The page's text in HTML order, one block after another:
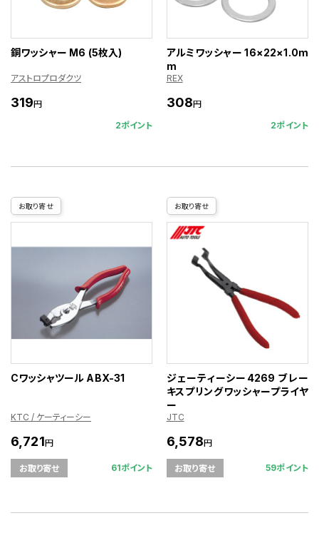
銅ワッシャー M6 (5枚入)
アストロプロダクツ
319円
2ポイント
アルミワッシャー 16×22×1.0m
m
REX
308円
2ポイント
お取り寄せ
Cワッシャツール ABX-31
KTC / ケーティーシー
6,721円
お取り寄せ 61ポイント
お取り寄せ
ジェーティーシー4269 ブレー
キスプリングワッシャープライヤ
ー
JTC
6,578円
お取り寄せ 59ポイント